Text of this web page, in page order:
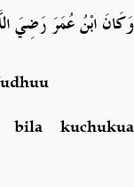
وَكَانَ ابْنُ عُمَرَ رَضِيَ
bila kuchukua